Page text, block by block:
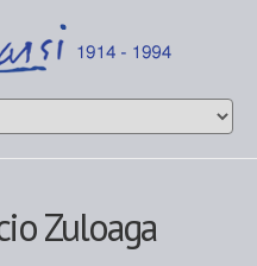
Zuloaga